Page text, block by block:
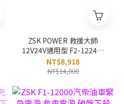
ZSK POWER 救援大師
12V24V通用型​ F2-1224救
車緊急啟動電源 破盤下殺
OMAX歐妹思購物網
NT$8,918
NT$14,000